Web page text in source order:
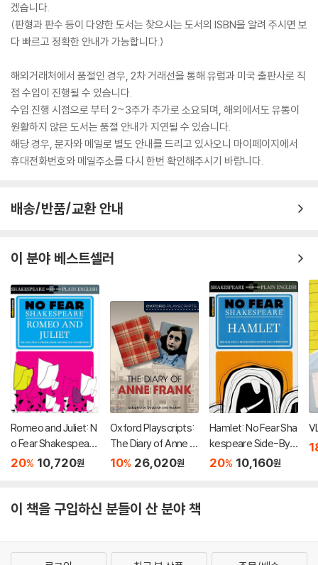
겠습니다.
(판형과 판수 등이 다양한 도서는 찾으시는 도서의 ISBN을 알려 주시면 보
다 빠르고 정확한 안내가 가능합니다.)
해외거래처에서 품절인 경우, 2차 거래선을 통해 유럽과 미국 출판사로 직
접 수입이 진행될 수 있습니다.
수입 진행 시점으로 부터 2~3주가 추가로 소요되며, 해외에서도 유통이
원활하지 않은 도서는 품절 안내가 지연될 수 있습니다.
해당 경우, 문자와 메일로 별도 안내를 드리고 있사오니 마이페이지에서
휴대전화번호와 메일주소를 다시 한번 확인해주시기 바랍니다.
배송/반품/교환 안내
이 분야 베스트셀러
Romeo and Juliet: N
o Fear Shakespeare
Side-By-Side Plain
20% 10,720원
Oxford Playscripts:
The Diary of Anne Fr
ank
10% 26,020원
Hamlet: No Fear Sha
kespeare Side-By-
Side Plain English
20% 10,160원
이 책을 구입하신 분들이 산 분야 책